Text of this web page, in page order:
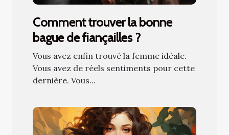
Comment trouver la bonne
bague de fiançailles ?
Vous avez enfin trouvé la femme idéale.
Vous avez de réels sentiments pour cette
dernière. Vous...